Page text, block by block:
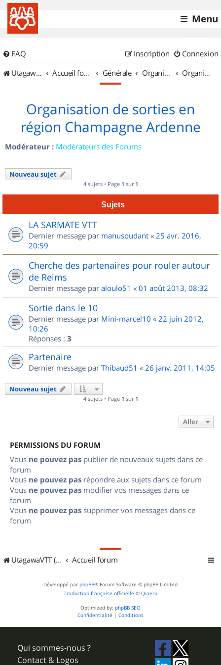
Menu
FAQ Connexion
Inscription
UtagawaVTT (Randos VTT et VTTAE avec traces GPS)
Accueil forum Générale Organisation de sorties & Recherche de partenaires Organisation de sorties en région Champagne Ardenne
Organisation de sorties en
région Champagne Ardenne
Modérateur : Modérateurs des Forums
Nouveau sujet
4 sujets • Page 1 sur 1
Sujets
LA SARMATE VTT
Dernier message par manusoudant « 25 avr. 2016,
20:59
Cherche des partenaires pour rouler autour
de Reims
Dernier message par aloulo51 « 01 août 2013, 08:32
Sortie dans le 10
Dernier message par Mini-marcel10 « 22 juin 2012,
10:26
Réponses : 3
Partenaire
Dernier message par Thibaud51 « 26 janv. 2011, 14:05
Nouveau sujet
4 sujets • Page 1 sur 1
Aller
PERMISSIONS DU FORUM
Vous ne pouvez pas publier de nouveaux sujets dans ce
forum
Vous ne pouvez pas répondre aux sujets dans ce forum
Vous ne pouvez pas modifier vos messages dans ce
forum
Vous ne pouvez pas supprimer vos messages dans ce
forum
UtagawaVTT (Randos VTT et VTTAE avec traces GPS) Accueil forum
Développé par phpBB® Forum Software © phpBB Limited
Traduction française officielle © Qiaeru
Optimized by: phpBB SEO
Confidentialité | Conditions
Qui sommes-nous ?
Contact & Logos